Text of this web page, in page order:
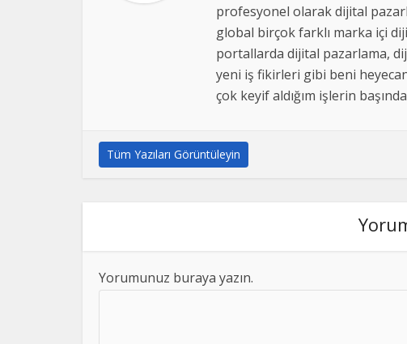
profesyonel olarak dijital
global birçok farklı marka içi
portallarda dijital pazarlama,
yeni iş fikirleri gibi beni
çok keyif aldığım işlerin
Tüm Yazıları Görüntüleyin
Yorumunuz buraya yazın.